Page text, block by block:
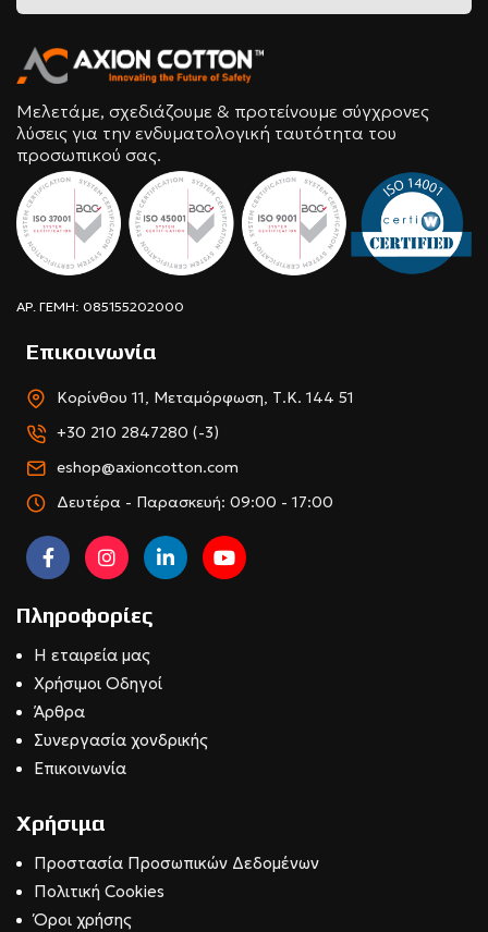
Μελετάμε, σχεδιάζουμε & προτείνουμε σύγχρονες
λύσεις για την ενδυματολογική ταυτότητα του
προσωπικού σας.
ΑΡ. ΓΕΜΗ: 085155202000
Επικοινωνία
Κορίνθου 11, Μεταμόρφωση, Τ.Κ. 144 51
+30 210 2847280 (-3)
eshop@axioncotton.com
Δευτέρα - Παρασκευή: 09:00 - 17:00
Πληροφορίες
Η εταιρεία μας
Χρήσιμοι Οδηγοί
Άρθρα
Συνεργασία χονδρικής
Επικοινωνία
Χρήσιμα
Προστασία Προσωπικών Δεδομένων
Πολιτική Cookies
Όροι χρήσης